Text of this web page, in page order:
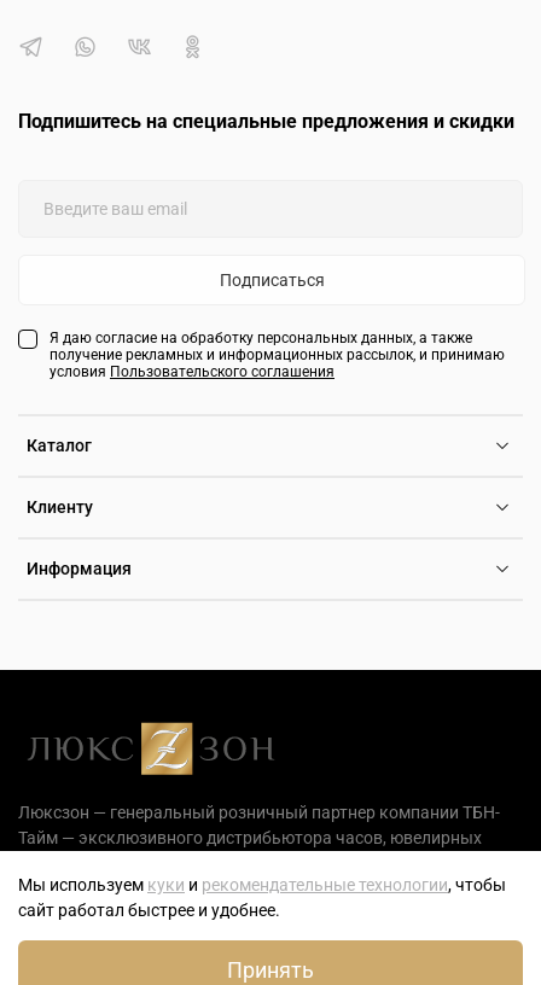
Каталог
Клиенту
Информация
Подпишитесь на специальные предложения и скидки
Подписаться
Я даю согласие на обработку персональных данных, а также
получение рекламных и информационных рассылок, и принимаю
условия Пользовательского соглашения
Люксзон — генеральный розничный партнер компании ТБН-
Тайм — эксклюзивного дистрибьютора часов, ювелирных
Мы используем куки и рекомендательные технологии, чтобы
сайт работал быстрее и удобнее.
Принять